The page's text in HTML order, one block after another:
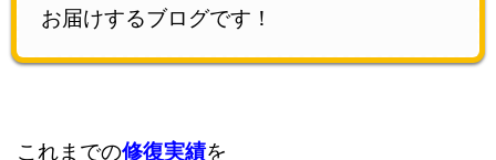
お届けするブログです！
これまでの修復実績を